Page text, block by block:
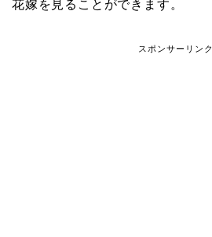
花嫁を見ることができます。
スポンサーリンク